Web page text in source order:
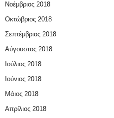
Νοέμβριος 2018
Οκτώβριος 2018
Σεπτέμβριος 2018
Αύγουστος 2018
Ιούλιος 2018
Ιούνιος 2018
Μάιος 2018
Απρίλιος 2018